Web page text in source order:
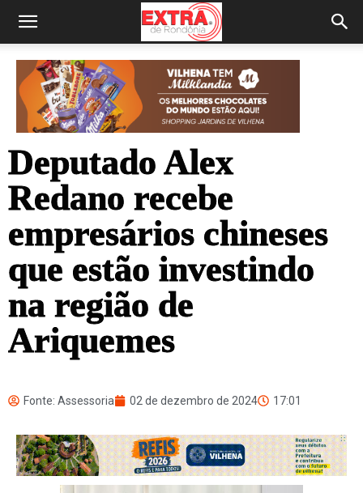
Deputado Alex
Redano recebe
empresários chineses
que estão investindo
na região de
Ariquemes
Fonte: Assessoria 02 de dezembro de 2024 17:01